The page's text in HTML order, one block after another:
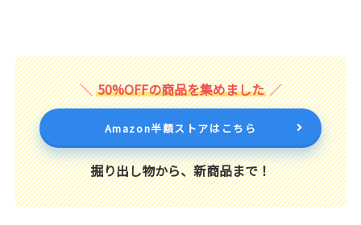
50%OFFの商品を集めました
Amazon半額ストアはこちら
掘り出し物から、新商品まで！